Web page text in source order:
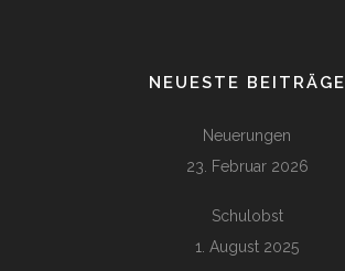
NEUESTE BEITRÄGE
Neuerungen
23. Februar 2026
Schulobst
1. August 2025